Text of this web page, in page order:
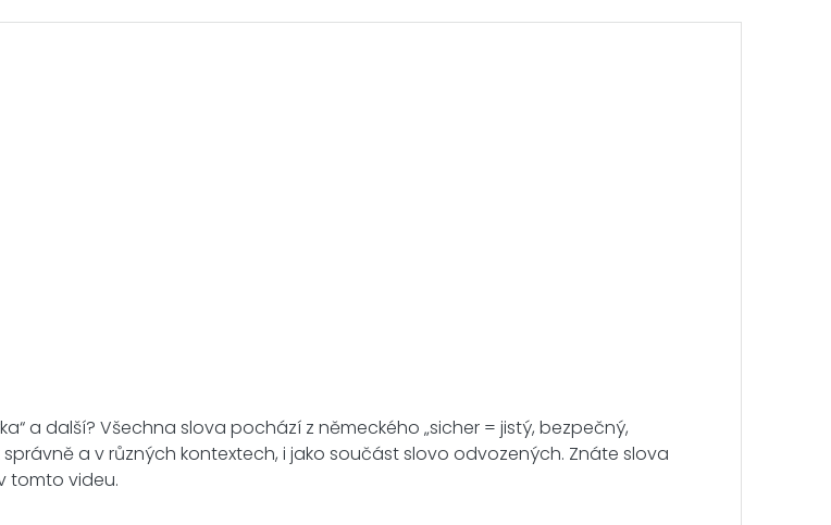
a další? Všechna slova pochází z německého „sicher = jistý, bezpečný,
a v různých kontextech, i jako součást slovo odvozených. Znáte slova
tomto videu.